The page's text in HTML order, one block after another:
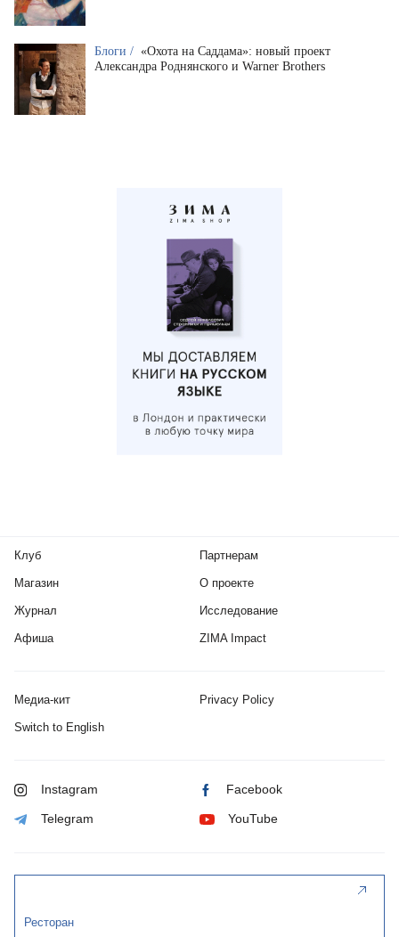
Блоги / «Охота на Саддама»: новый проект
Александра Роднянского и Warner Brothers
Клуб
Магазин
Журнал
Афиша
Партнерам
О проекте
Исследование
ZIMA Impact
Медиа-кит Privacy Policy
Switch to English
Instagram Facebook
Telegram YouTube
Ресторан